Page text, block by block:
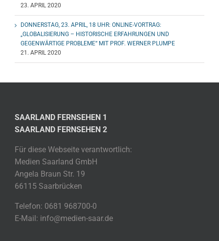
23. APRIL 2020
DONNERSTAG, 23. APRIL, 18 UHR: ONLINE-VORTRAG:
„GLOBALISIERUNG – HISTORISCHE ERFAHRUNGEN UND
GEGENWÄRTIGE PROBLEME“ MIT PROF. WERNER PLUMPE
21. APRIL 2020
SAARLAND FERNSEHEN 1
SAARLAND FERNSEHEN 2
Für diese Webseite verantwortlich:
Medien Saarland GmbH
Angela Braun Str. 19
66115 Saarbrücken
Telefon: 0681 968700-0
E-Mail: info@medien-saar.de